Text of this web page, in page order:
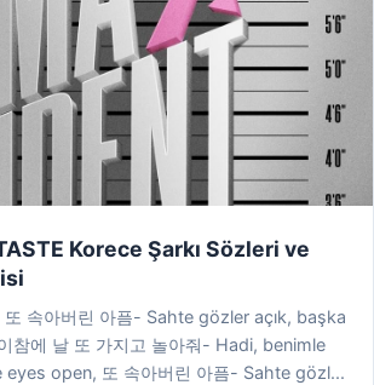
Korece Şarkı Sözleri ve
속아버린 아픔- Sahte gözler açık, başka
참에 날 또 가지고 놀아줘- Hadi, benimle
open, 또 속아버린 아픔- Sahte gözl...